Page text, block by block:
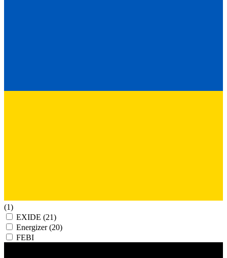
(1)
EXIDE (21)
Energizer(20)
FEBI